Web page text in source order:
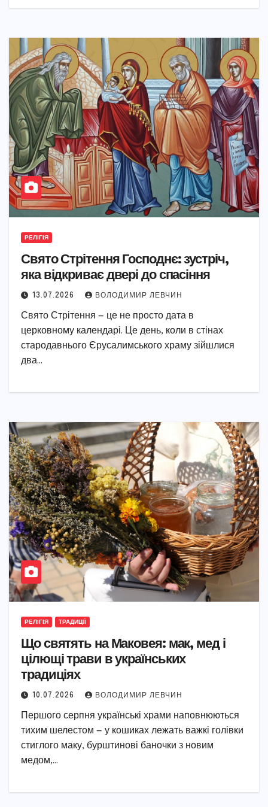
РЕЛІГІЯ
Свято Стрітення Господнє: зустріч,
яка відкриває двері до спасіння
13.07.2026 ВОЛОДИМИР ЛЕВЧИН
Свято Стрітення — це не просто дата в
церковному календарі. Це день, коли в стінах
стародавнього Єрусалимського храму зійшлися
два…
РЕЛІГІЯ ТРАДИЦІЇ
Що святять на Маковея: мак, мед і
цілющі трави в українських
традиціях
10.07.2026 ВОЛОДИМИР ЛЕВЧИН
Першого серпня українські храми наповнюються
тихим шелестом — у кошиках лежать важкі голівки
стиглого маку, бурштинові баночки з новим
медом,…